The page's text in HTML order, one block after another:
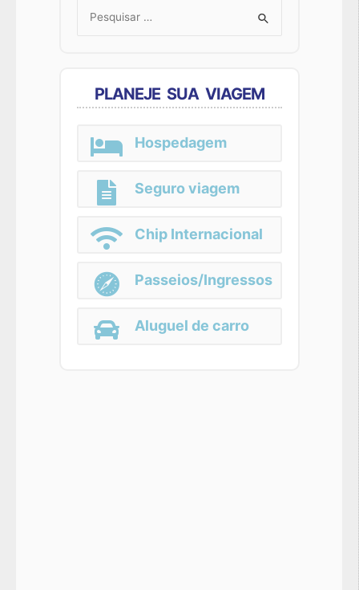
Search
PLANEJE SUA VIAGEM
Hospedagem
Seguro viagem
Chip Internacional
Passeios/Ingressos
Aluguel de carro